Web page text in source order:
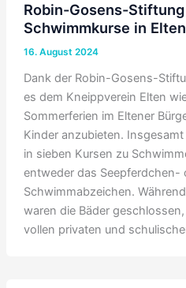
Robin-Gosens-
Schwimmkurse in Elten
16. August 2024
Dank der Robin-Gosens-
es dem Kneippverein Elten
Sommerferien im Eltener
Kinder anzubieten.
in sieben Kursen zu
entweder das Seepferdchen-
Schwimmabzeichen.
waren die Bäder
vollen privaten und